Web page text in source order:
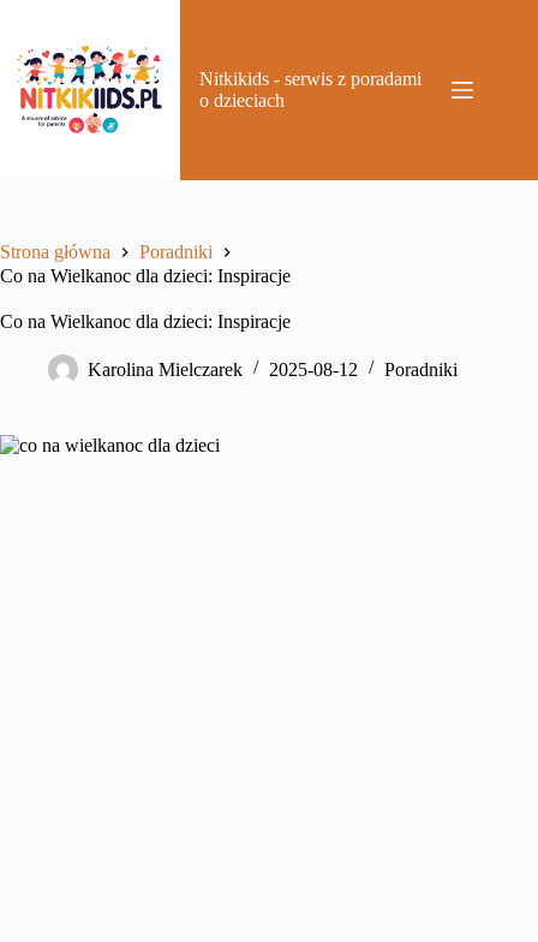
treści
Nitkikids - serwis z poradami
o dzieciach
Strona główna
Poradniki
Co na Wielkanoc dla dzieci: Inspiracje
Co na Wielkanoc dla dzieci: Inspiracje
Karolina Mielczarek 2025-08-12 Poradniki